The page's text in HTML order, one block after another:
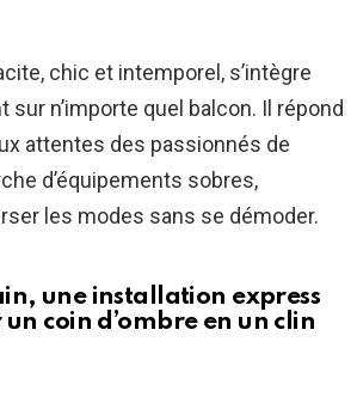
chic et intemporel, s’intègre
sur n’importe quel balcon. Il répond
attentes des passionnés de
d’équipements sobres,
les modes sans se démoder.
une installation express
coin d’ombre en un clin